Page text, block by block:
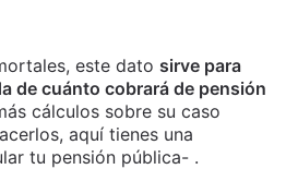
este dato sirve para
de cuánto cobrará de pensión
cálculos sobre su caso
aquí tienes una
tu pensión pública- .